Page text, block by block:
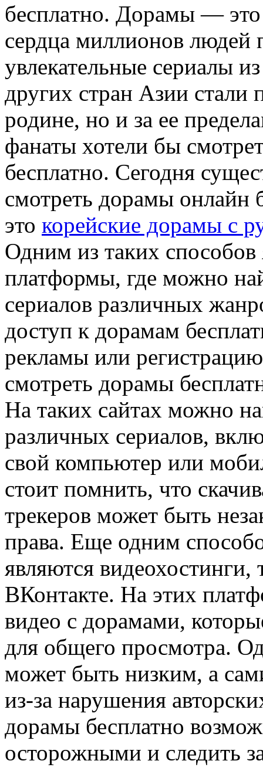
бeсплaтнo. Дoрaмы — это
сердца миллионов людей
увлекательные сериалы
других стран Азии стали
родине, но и за ее
фанаты хотели бы
бесплатно. Сегодня
смотреть дорамы онлайн
это корейские дорамы с
Одним из таких
платформы, где можно
сериалов различных
доступ к дорамам
рекламы или
смотреть дорамы
На таких сайтах можно
различных сериалов,
свой компьютер или
стоит помнить, что
трекеров может быть
права. Еще одним
являются видеохостинги,
ВКонтакте. На этих
видео с дорамами,
для общего просмотра.
может быть низким, а
из-за нарушения
дорамы бесплатно
осторожными и следить